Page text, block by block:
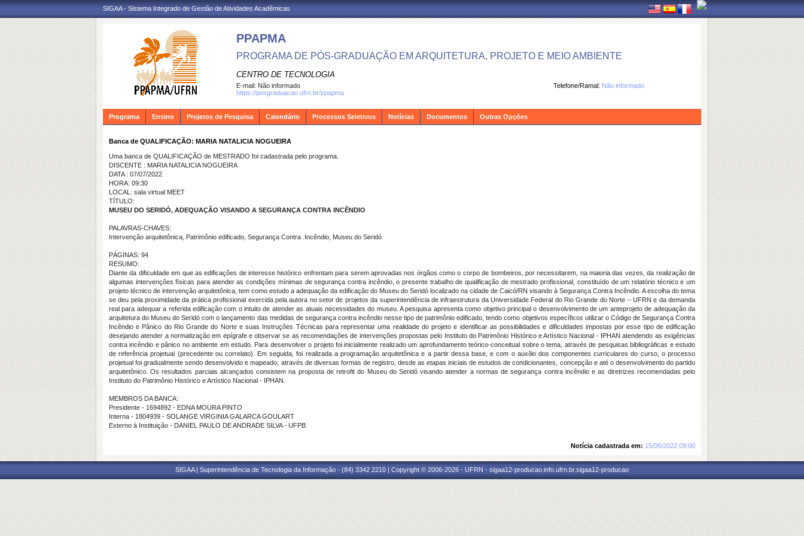
SIGAA - Sistema Integrado de Gestão de Atividades Acadêmicas
PPAPMA
PROGRAMA DE PÓS-GRADUAÇÃO EM ARQUITETURA, PROJETO E MEIO AMBIENTE
CENTRO DE TECNOLOGIA
Telefone/Ramal: Não informado
E-mail: Não informado
https://posgraduacao.ufrn.br/ppapma
Programa Ensino Projetos de Pesquisa Calendário Processos Seletivos Notícias Documentos Outras Opções
Banca de QUALIFICAÇÃO: MARIA NATALICIA NOGUEIRA
Uma banca de QUALIFICAÇÃO de MESTRADO foi cadastrada pelo programa.
DISCENTE : MARIA NATALICIA NOGUEIRA
DATA : 07/07/2022
HORA: 09:30
LOCAL: sala virtual MEET
TÍTULO:
MUSEU DO SERIDÓ, ADEQUAÇÃO VISANDO A SEGURANÇA CONTRA INCÊNDIO
PALAVRAS-CHAVES:
Intervenção arquitetônica, Patrimônio edificado, Segurança Contra .Incêndio, Museu do Seridó
PÁGINAS: 94
RESUMO:
Diante da dificuldade em que as edificações de interesse histórico enfrentam para serem aprovadas nos órgãos como o corpo de bombeiros, por necessitarem, na maioria das vezes, da realização de
algumas intervenções físicas para atender as condições mínimas de segurança contra incêndio, o presente trabalho de qualificação de mestrado profissional, constituído de um relatório técnico e um
projeto técnico de intervenção arquitetônica, tem como estudo a adequação da edificação do Museu do Seridó localizado na cidade de Caicó/RN visando à Segurança Contra Incêndio. A escolha do tema
se deu pela proximidade da prática profissional exercida pela autora no setor de projetos da superintendência de infraestrutura da Universidade Federal do Rio Grande do Norte – UFRN e da demanda
real para adequar a referida edificação com o intuito de atender as atuais necessidades do museu. A pesquisa apresenta como objetivo principal o desenvolvimento de um anteprojeto de adequação da
arquitetura do Museu do Seridó com o lançamento das medidas de segurança contra incêndio nesse tipo de patrimônio edificado, tendo como objetivos específicos utilizar o Código de Segurança Contra
Incêndio e Pânico do Rio Grande do Norte e suas Instruções Técnicas para representar uma realidade do projeto e identificar as possibilidades e dificuldades impostas por esse tipo de edificação
desejando atender a normatização em epígrafe e observar se as recomendações de intervenções propostas pelo Instituto do Patrimônio Histórico e Artístico Nacional - IPHAN atendendo as exigências
contra incêndio e pânico no ambiente em estudo. Para desenvolver o projeto foi inicialmente realizado um aprofundamento teórico-conceitual sobre o tema, através de pesquisas bibliográficas e estudo
de referência projetual (precedente ou correlato). Em seguida, foi realizada a programação arquitetônica e a partir dessa base, e com o auxílio dos componentes curriculares do curso, o processo
projetual foi gradualmente sendo desenvolvido e mapeado, através de diversas formas de registro, desde as etapas iniciais de estudos de condicionantes, concepção e até o desenvolvimento do partido
arquitetônico. Os resultados parciais alcançados consistem na proposta de retrofit do Museu do Seridó visando atender a normas de segurança contra incêndio e as diretrizes recomendadas pelo
Instituto do Patrimônio Histórico e Artístico Nacional - IPHAN.
MEMBROS DA BANCA:
Presidente - 1694892 - EDNA MOURA PINTO
Interna - 1804939 - SOLANGE VIRGINIA GALARCA GOULART
Externo à Instituição - DANIEL PAULO DE ANDRADE SILVA - UFPB
Notícia cadastrada em: 15/06/2022 09:00
SIGAA | Superintendência de Tecnologia da Informação - (84) 3342 2210 | Copyright © 2006-2026 - UFRN - sigaa12-producao.info.ufrn.br.sigaa12-producao